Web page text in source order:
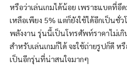
หรือว่าเล่นเกมได้น้อย เพราะแบตที่อึ
เหลือเพียง 5% แต่ก็ยังใช้ได้อีกเป็นชั่
พลังงาน รุ่นนี้เป็นโทรศัพท์ราคาไม่เ
สำหรับเล่นเกมก็ได้ จะใช้ถ่ายรูปก็ดี
เป็นอีกรุ่นที่น่าสนใจมากๆ